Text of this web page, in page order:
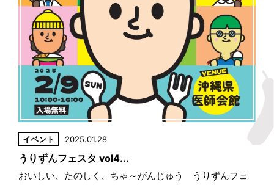
イベント 2025.01.28
うりずんフェスタ vol4...
おいしい、たのしく、ちゃ～がんじゅう うりずんフェ